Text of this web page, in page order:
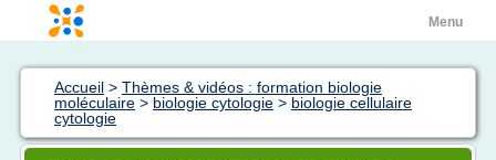
Menu
Accueil > Thèmes & vidéos : formation biologie
moléculaire > biologie cytologie > biologie cellulaire
cytologie